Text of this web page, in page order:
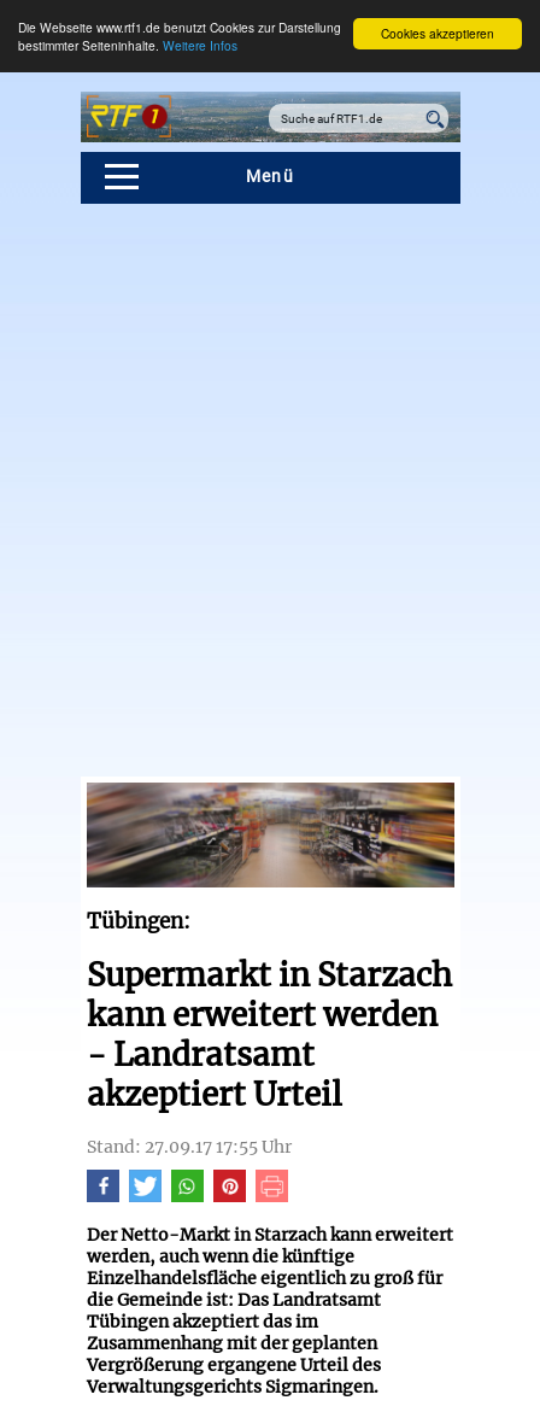
Cookies akzeptieren
Die Webseite www.rtf1.de benutzt Cookies zur Darstellung
bestimmter Seiteninhalte. Weitere Infos
Menü
Tübingen:
Supermarkt in Starzach
kann erweitert werden
- Landratsamt
akzeptiert Urteil
Stand: 27.09.17 17:55 Uhr
Der Netto-Markt in Starzach kann erweitert
werden, auch wenn die künftige
Einzelhandelsfläche eigentlich zu groß für
die Gemeinde ist: Das Landratsamt
Tübingen akzeptiert das im
Zusammenhang mit der geplanten
Vergrößerung ergangene Urteil des
Verwaltungsgerichts Sigmaringen.